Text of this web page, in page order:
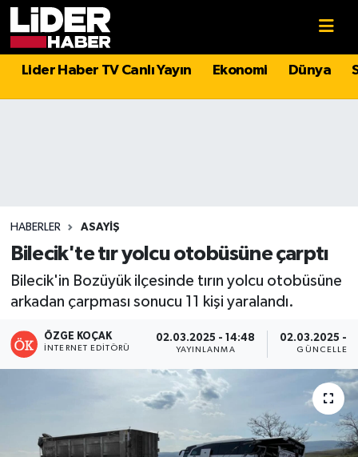
Lider Haber TV Canlı Yayın Ekonomi Dünya
HABERLER ASAYIŞ
Bilecik'te tır yolcu otobüsüne çarptı
Bilecik'in Bozüyük ilçesinde tırın yolcu otobüsüne
arkadan çarpması sonucu 11 kişi yaralandı.
ÖZGE KOÇAK
İNTERNET EDITÖRÜ
02.03.2025 - 14:48
YAYINLANMA
02.03.2025 -
Politika
Magazin
Spor
Sağlık
Teknoloji
Kültür - Sanat
Hava Durumu
Süper Lig Puan Durumu ve Fikstür
Tüm Manşetler
Son Dakika Haberleri
Haber Arşivi